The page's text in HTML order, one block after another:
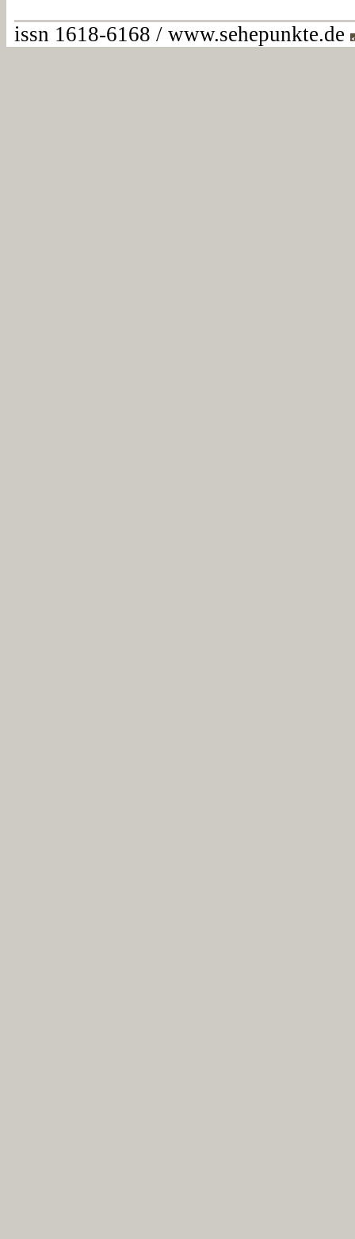
issn 1618-6168 / www.sehepunkte.de